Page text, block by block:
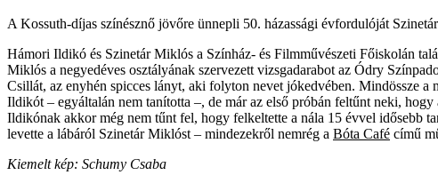
A Kossuth-díjas színésznő jövőre ünnepli 50. házassági évfordulóját
Hámori Ildikó és Szinetár Miklós a Színház- és Filmművészeti Főiskolán
Miklós a negyedéves osztályának szervezett vizsgadarabot az Ódry
Csillát, az enyhén spicces lányt, aki folyton nevet jókedvében. Mindössze
Ildikót – egyáltalán nem tanította –, de már az első próbán feltűnt neki,
Ildikónak akkor még nem tűnt fel, hogy felkeltette a nála 15 évvel idősebb
levette a lábáról Szinetár Miklóst – mindezekről nemrég a Bóta Café című
Kiemelt kép: Schumy Csaba